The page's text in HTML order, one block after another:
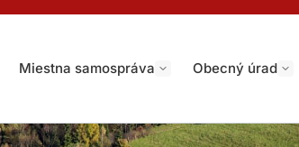
Miestna samospráva Obecný úrad